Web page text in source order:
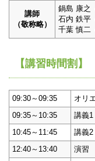
講師
（敬称略）
鍋島 康之
石内 鉄平
千葉 慎二
【講習時間割】
09:30～09:35
オリ
09:35～10:35
講義
10:45～11:45
講義
12:40～13:40
演習